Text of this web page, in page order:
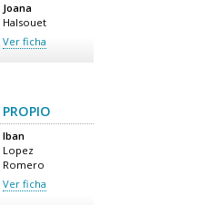
Joana
Halsouet
Ver ficha
PROPIO
Iban
Lopez
Romero
Ver ficha